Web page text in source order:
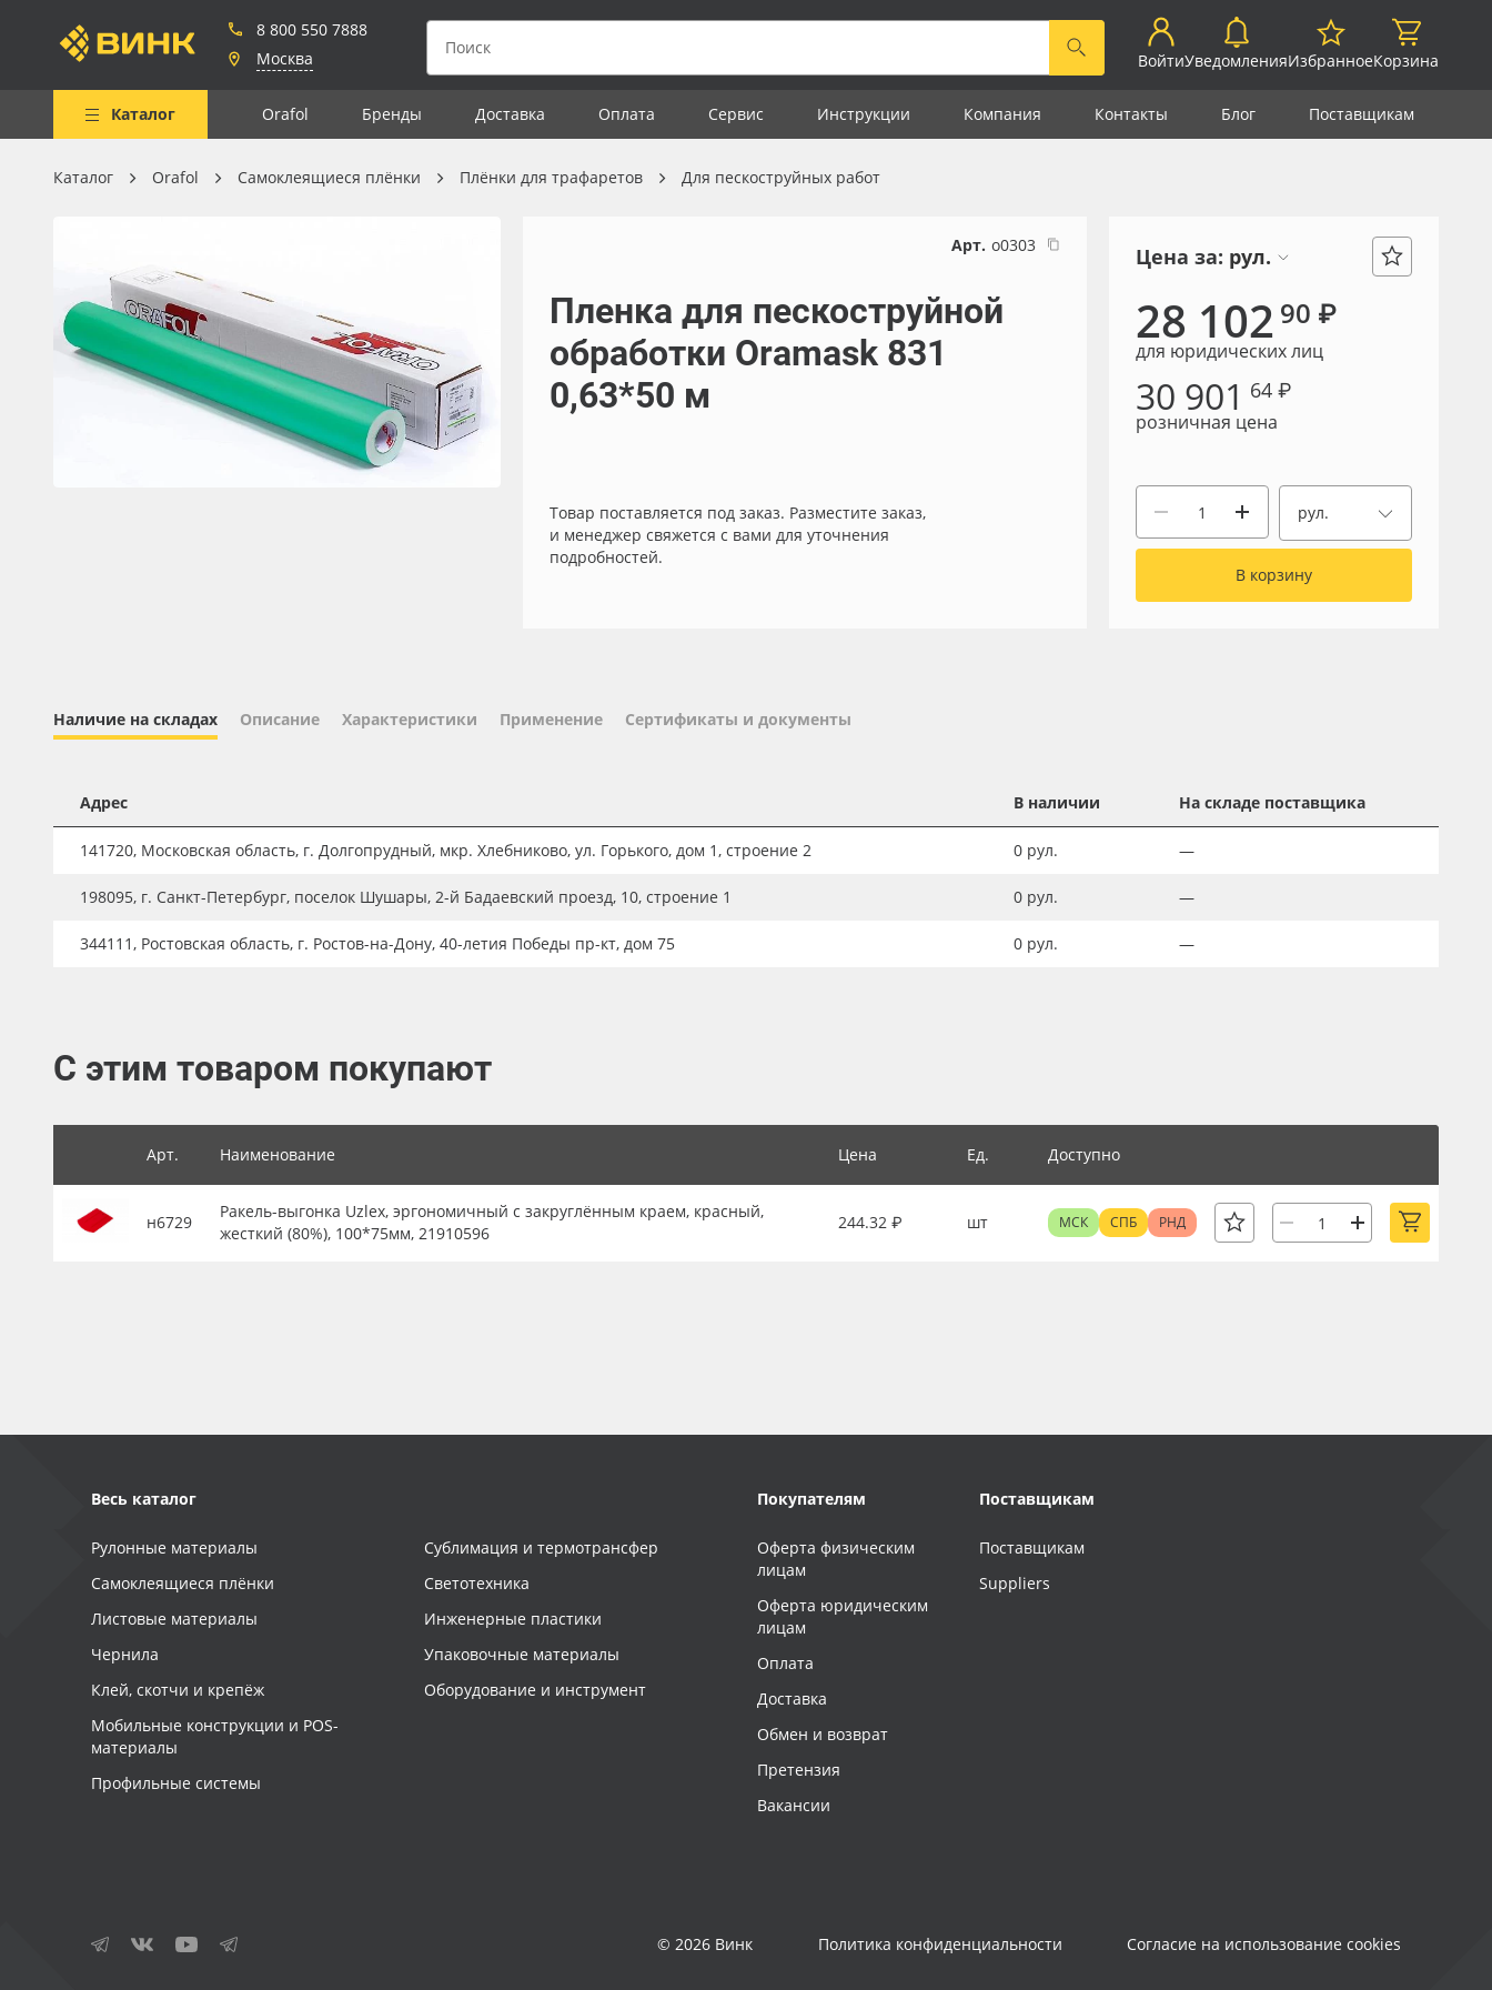
8 800 550 7888
Москва
ВойтиУведомленияИзбранноеКорзина
Каталог Orafol Бренды Доставка Оплата Сервис Инструкции Компания Контакты Блог Поставщикам
Весь каталог
Самоклеящиеся плёнки
Листовые материалы
Чернила
Клей, скотчи и крепёж
Мобильные конструкции и
Новинки ассортимента
Плёнка монтажная Oratape
ПЭТ листовой
ПЭТ бэклит
Заготовки для сувениров
Каталог Orafol Самоклеящиеся плёнки Плёнки для трафаретов Для пескоструйных работ
Арт. о0303
Пленка для пескоструйной
обработки Oramask 831
0,63*50 м
Товар поставляется под заказ. Разместите заказ,
и менеджер свяжется с вами для уточнения
подробностей.
Цена за: рул.
28 102 90 ₽
для юридических лиц
30 901 64 ₽
розничная цена
рул.
В корзину
Наличие на складах Описание Характеристики Применение Сертификаты и документы
Адрес В наличии На складе поставщика
141720, Московская область, г. Долгопрудный, мкр. Хлебниково, ул. Горького, дом 1, строение 2 0 рул. —
198095, г. Санкт-Петербург, поселок Шушары, 2-й Бадаевский проезд, 10, строение 1 0 рул. —
344111, Ростовская область, г. Ростов-на-Дону, 40-летия Победы пр-кт, дом 75 0 рул. —
С этим товаром покупают
Арт. Наименование Цена Ед. Доступно
н6729
Ракель-выгонка Uzlex, эргономичный с закруглённым краем, красный,
жесткий (80%), 100*75мм, 21910596
244.32 ₽ шт МСК СПБ РНД
Весь каталог
Рулонные материалы
Самоклеящиеся плёнки
Листовые материалы
Чернила
Клей, скотчи и крепёж
Мобильные конструкции и POS-
материалы
Профильные системы
Сублимация и термотрансфер
Светотехника
Инженерные пластики
Упаковочные материалы
Оборудование и инструмент
Покупателям
Оферта физическим
лицам
Оферта юридическим
лицам
Оплата
Доставка
Обмен и возврат
Претензия
Вакансии
Поставщикам
Поставщикам
Suppliers
© 2026 Винк Политика конфиденциальности Согласие на использование cookies